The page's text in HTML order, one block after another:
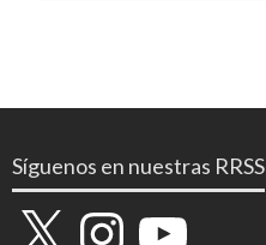
Síguenos en nuestras RRSS
X InstagramYouTube